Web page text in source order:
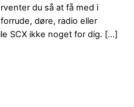
du så at få med i
døre, radio eller
SCX ikke noget for dig. […]